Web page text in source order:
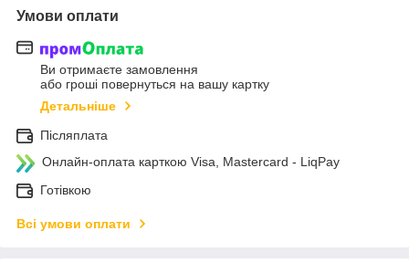
Умови оплати
Ви отримаєте замовлення
або гроші повернуться на вашу картку
Детальніше
Післяплата
Онлайн-оплата карткою Visa, Mastercard - LiqPay
Готівкою
Всі умови оплати